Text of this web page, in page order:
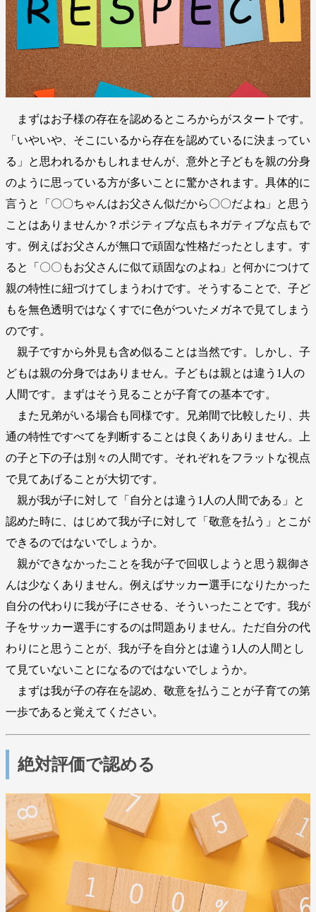
まずはお子様の存在を認めるところからがスタートです。
「いやいや、そこにいるから存在を認めているに決まってい
る」と思われるかもしれませんが、意外と子どもを親の分身
のように思っている方が多いことに驚かされます。具体的に
言うと「〇〇ちゃんはお父さん似だから〇〇だよね」と思う
ことはありませんか？ポジティブな点もネガティブな点もで
す。例えばお父さんが無口で頑固な性格だったとします。す
ると「〇〇もお父さんに似て頑固なのよね」と何かにつけて
親の特性に紐づけてしまうわけです。そうすることで、子ど
もを無色透明ではなくすでに色がついたメガネで見てしまう
のです。
親子ですから外見も含め似ることは当然です。しかし、子
どもは親の分身ではありません。子どもは親とは違う1人の
人間です。まずはそう見ることが子育ての基本です。
また兄弟がいる場合も同様です。兄弟間で比較したり、共
通の特性ですべてを判断することは良くありありません。上
の子と下の子は別々の人間です。それぞれをフラットな視点
で見てあげることが大切です。
親が我が子に対して「自分とは違う1人の人間である」と
認めた時に、はじめて我が子に対して「敬意を払う」とこが
できるのではないでしょうか。
親ができなかったことを我が子で回収しようと思う親御さ
んは少なくありません。例えばサッカー選手になりたかった
自分の代わりに我が子にさせる、そういったことです。我が
子をサッカー選手にするのは問題ありません。ただ自分の代
わりにと思うことが、我が子を自分とは違う1人の人間とし
て見ていないことになるのではないでしょうか。
まずは我が子の存在を認め、敬意を払うことが子育ての第
一歩であると覚えてください。
絶対評価で認める